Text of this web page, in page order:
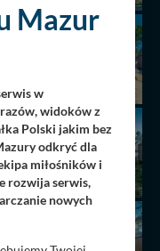
Mazur
w
widoków z
Polski jakim bez
odkryć dla
miłośników i
rozwija serwis,
nowych